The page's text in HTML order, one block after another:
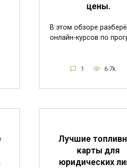
цены.
В этом обзоре
онлайн-курсов по
1 6.7k.
Лучшие
карты для
юридических